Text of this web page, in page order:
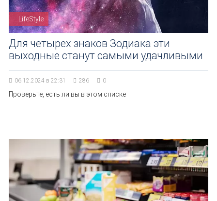
LifeStyle
Для четырех знаков Зодиака эти
выходные станут самыми удачливыми
06.12.2024 в 22:31 286 0
Проверьте, есть ли вы в этом списке